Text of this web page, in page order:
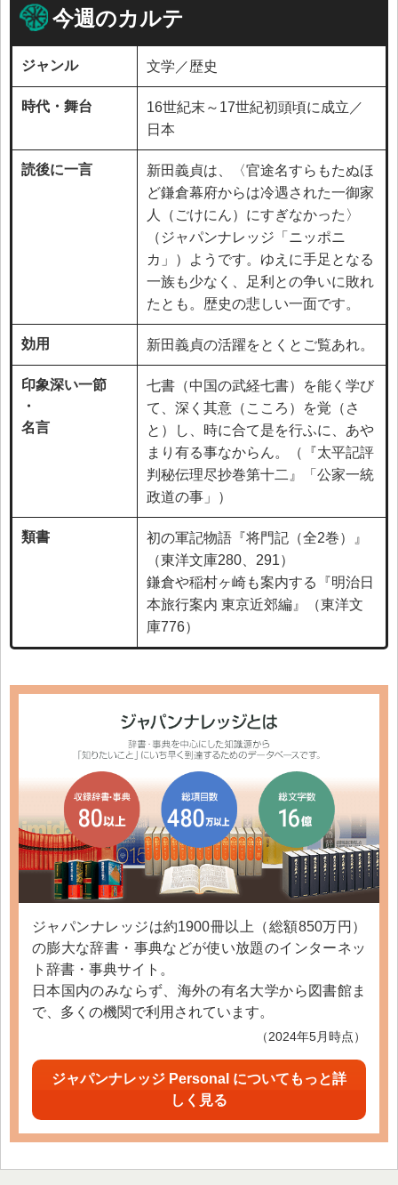
今週のカルテ
ジャンル 文学／歴史
時代・舞台
16世紀末～17世紀初頭頃に成立／
日本
読後に一言
新田義貞は、〈官途名すらもたぬほ
ど鎌倉幕府からは冷遇された一御家
人（ごけにん）にすぎなかった〉
（ジャパンナレッジ「ニッポニ
カ」）ようです。ゆえに手足となる
一族も少なく、足利との争いに敗れ
たとも。歴史の悲しい一面です。
効用 新田義貞の活躍をとくとご覧あれ。
印象深い一節
・
名言
七書（中国の武経七書）を能く学び
て、深く其意（こころ）を覚（さ
と）し、時に合て是を行ふに、あや
まり有る事なからん。（『太平記評
判秘伝理尽抄巻第十二』「公家一統
政道の事」）
類書
初の軍記物語『将門記（全2巻）』
（東洋文庫280、291）
鎌倉や稲村ヶ崎も案内する『明治日
本旅行案内 東京近郊編』（東洋文
庫776）
ジャパンナレッジは約1900冊以上（総額850万円）
の膨大な辞書・事典などが使い放題のインターネッ
ト辞書・事典サイト。
日本国内のみならず、海外の有名大学から図書館ま
で、多くの機関で利用されています。
（2024年5月時点）
ジャパンナレッジ Personal についてもっと詳
しく見る